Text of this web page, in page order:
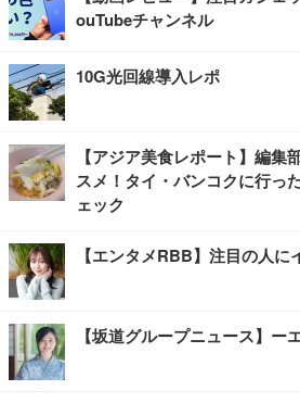
ouTubeチャンネル
10G光回線導入レポ
【アジア美食レポート】編集
スメ！タイ・バンコクに行っ
ェック
【エンタメRBB】注目の人に
【坂道グループニュース】ー